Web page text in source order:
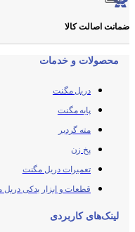
ضمانت اصالت کالا
محصولات و خدمات
دریل مگنت
پایه مگنت
مته گردبر
پخ زن
تعمیرات دریل مگنت
قطعات و ابزار یدکی
لینک‌های کاربردی